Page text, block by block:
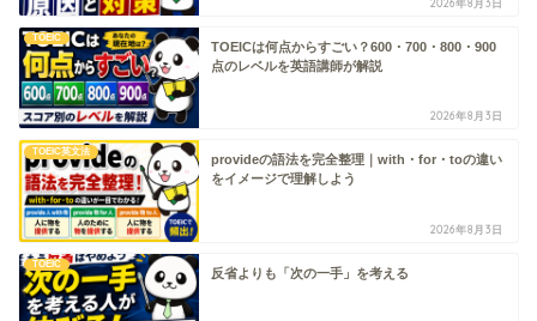
2026年8月3日
TOEIC
TOEICは何点からすごい？600・700・800・900
点のレベルを英語講師が解説
2026年8月3日
TOEIC英文法
provideの語法を完全整理｜with・for・toの違い
をイメージで理解しよう
2026年8月3日
TOEIC
反省よりも「次の一手」を考える